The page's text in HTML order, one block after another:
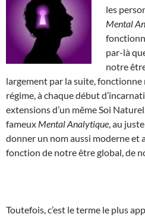
les
Mental
par-là
notre
largement par la suite,
régime, à chaque début
extensions d’un même Soi
fameux Mental Analytique , au
donner un nom aussi moderne et
fonction de notre être global, de
Toutefois, c’est le terme le plus